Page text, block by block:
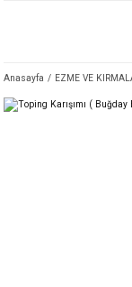
Anasayfa EZME VE